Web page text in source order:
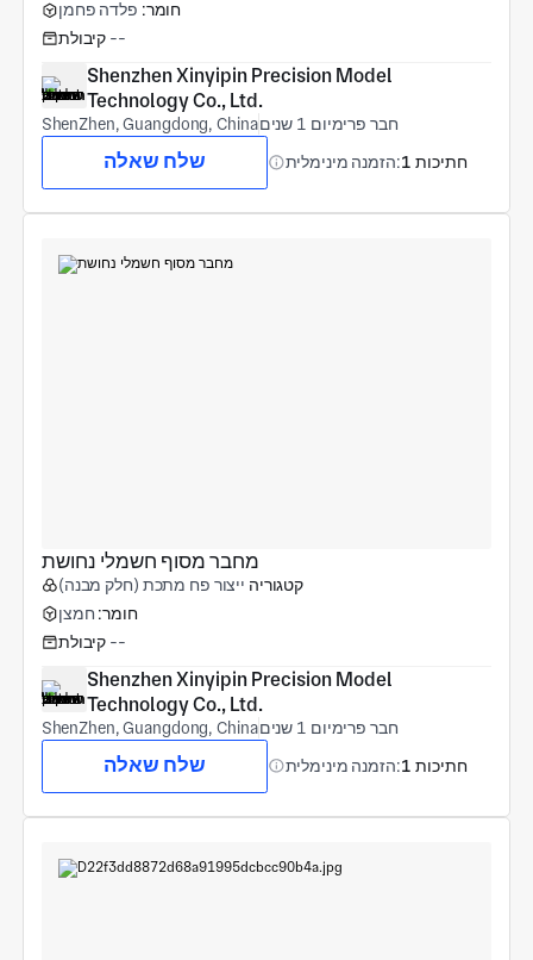
חומר: פלדה פחמן
קיבולת --
Shenzhen Xinyipin Precision Model
Technology Co., Ltd.
ShenZhen, Guangdong, China חבר פרימיום 1 שנים
שלח שאלה הזמנה מינימלית: 1 חתיכות
מחבר מסוף חשמלי נחושת
קטגוריה ייצור פח מתכת (חלק מבנה)
חומר: חמצן
קיבולת --
Shenzhen Xinyipin Precision Model
Technology Co., Ltd.
ShenZhen, Guangdong, China חבר פרימיום 1 שנים
שלח שאלה הזמנה מינימלית: 1 חתיכות